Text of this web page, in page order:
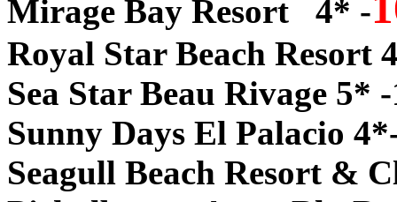
Mirage Bay Resort 4* -
Royal Star Beach Resort
Sea Star Beau Rivage 5*
Sunny Days El Palacio
Seagull Beach Resort &